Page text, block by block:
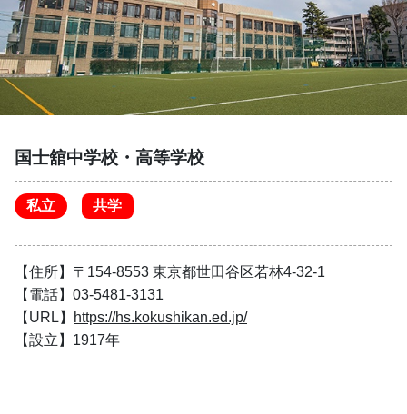
国士舘中学校・高等学校
私立 共学
【住所】〒154-8553 東京都世田谷区若林4-32-1
【電話】03-5481-3131
【URL】
https://hs.kokushikan.ed.jp/
【設立】1917年